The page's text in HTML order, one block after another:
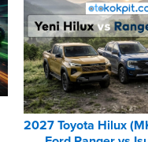
2027 Toyota Hilux